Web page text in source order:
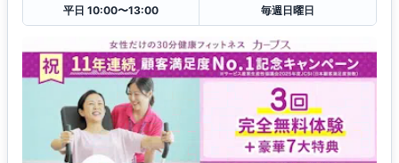
平日 10:00〜13:00
毎週日曜日